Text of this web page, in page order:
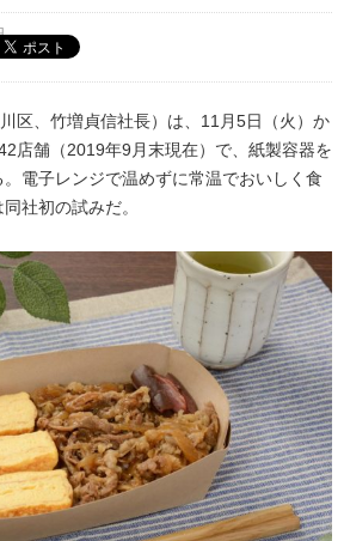
区、竹増貞信社長）は、11月5日（火）か
店舗（2019年9月末現在）で、紙製容器を
電子レンジで温めずに常温でおいしく食
社初の試みだ。